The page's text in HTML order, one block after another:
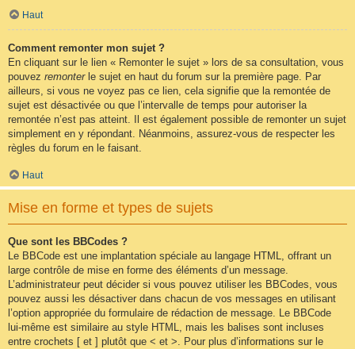
Haut
Comment remonter mon sujet ?
En cliquant sur le lien « Remonter le sujet » lors de sa consultation, vous
pouvez remonterle sujet en haut du forum sur la première page. Par
ailleurs, si vous ne voyez pas ce lien, cela signifie que la remontée de
sujet est désactivée ou que l’intervalle de temps pour autoriser la
remontée n’est pas atteint. Il est également possible de remonter un sujet
simplement en y répondant. Néanmoins, assurez-vous de respecter les
règles du forum en le faisant.
Haut
Mise en forme et types de sujets
Que sont les BBCodes ?
Le BBCode est une implantation spéciale au langage HTML, offrant un
large contrôle de mise en forme des éléments d’un message.
L’administrateur peut décider si vous pouvez utiliser les BBCodes, vous
pouvez aussi les désactiver dans chacun de vos messages en utilisant
l’option appropriée du formulaire de rédaction de message. Le BBCode
lui-même est similaire au style HTML, mais les balises sont incluses
entre crochets [ et ] plutôt que < et >. Pour plus d’informations sur le